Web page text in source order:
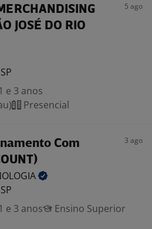
JOSÉ DO RIO
5 ago
e 3 anos
Presencial
Com
3 ago
e 3 anos
Ensino Superior